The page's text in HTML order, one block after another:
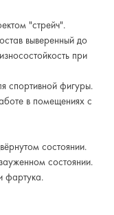
"стрейч".
выверенный до
при
спортивной фигуры.
в помещениях с
состоянии.
состоянии.
фартука.